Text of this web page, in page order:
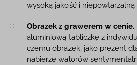
wysoką jakość i
Obrazek z grawerem w cenie.
aluminiową tabliczkę z
czemu obrazek, jako prezent
nabierze walorów